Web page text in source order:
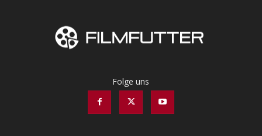
Folge uns